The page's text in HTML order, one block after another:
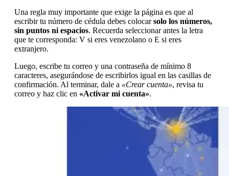
Una regla muy importante que exige la página es que al
escribir tu número de cédula debes colocarsolo los números,
sin puntos ni espacios. Recuerda seleccionar antes la letra
que te corresponda: V si eres venezolano o E si eres
extranjero.
Luego, escribe tu correo y una contraseña de mínimo 8
caracteres, asegurándose de escribirlos igual en las casillas de
confirmación. Al terminar, dale a «Crear cuenta», revisa tu
correo y haz clic en «Activar mi cuenta».